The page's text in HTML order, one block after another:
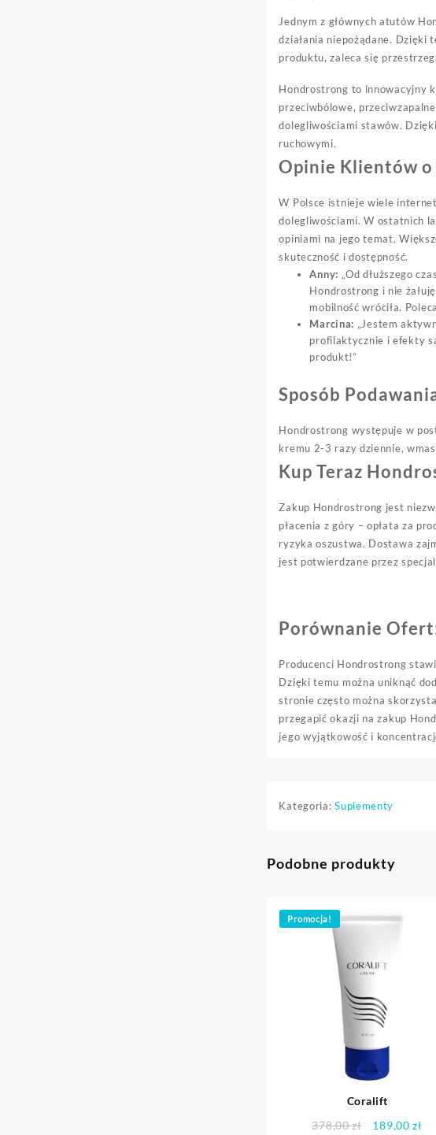
Jednym z głównych atutów
działania niepożądane.
produktu, zaleca się
Hondrostrong to innowacyjny
przeciwbólowe,
dolegliwościami stawów.
ruchowymi.
Opinie Klientów
W Polsce istnieje wiele
dolegliwościami. W ostatnich
opiniami na jego temat.
skuteczność i dostępność.
Anny: „Od dłuższego
Hondrostrong i nie
mobilność wróciła.
Marcina: „Jestem
profilaktycznie i efekty
produkt!”
Sposób
Hondrostrong występuje w
kremu 2-3 razy dziennie,
Kup Teraz
Zakup Hondrostrong jest
płacenia z góry – opłata za
ryzyka oszustwa. Dostawa
jest potwierdzane przez
Porównanie
Producenci Hondrostrong
Dzięki temu można uniknąć
stronie często można
przegapić okazji na zakup
jego wyjątkowość i
Kategoria:Suplementy
Podobne produkty
Promocja!
Coralift
378,00zł
Pierwotna
189,00zł